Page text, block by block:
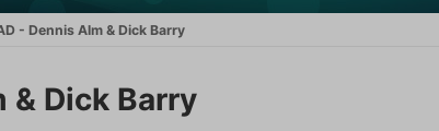
- Dennis Alm & Dick Barry
& Dick Barry